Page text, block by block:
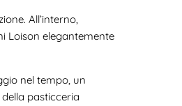
All’interno,
Loison elegantemente
nel tempo, un
pasticceria